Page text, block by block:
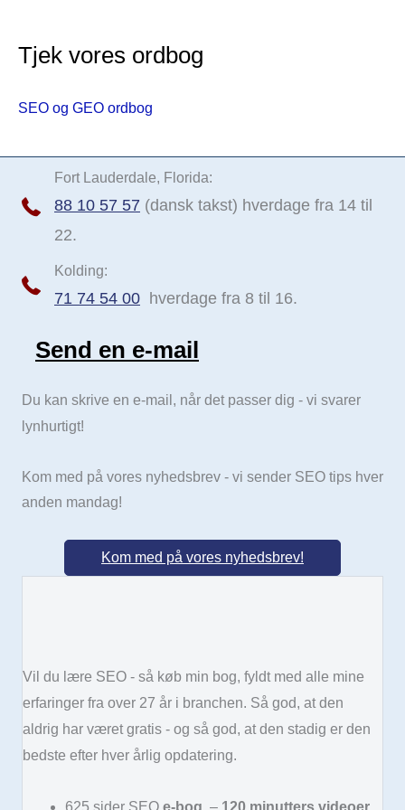
Tjek vores ordbog
SEO og GEO ordbog
Fort Lauderdale, Florida:
88 10 57 57 (dansk takst) hverdage fra 14 til
22.
Kolding:
71 74 54 00 hverdage fra 8 til 16.
Send e-mail
Send en e-mail
Du kan skrive en e-mail, når det passer dig - vi svarer
lynhurtigt!
Kom med på vores nyhedsbrev - vi sender SEO tips hver
anden mandag!
Kom med på vores nyhedsbrev!
Vil du lære SEO - så køb min bog, fyldt med alle mine
erfaringer fra over 27 år i branchen. Så god, at den
aldrig har været gratis - og så god, at den stadig er den
bedste efter hver årlig opdatering.
625 sider SEO e-bog – 120 minutters videoer